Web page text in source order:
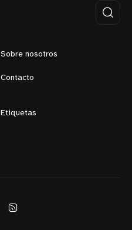
Sobre nosotros
Contacto
Etiquetas